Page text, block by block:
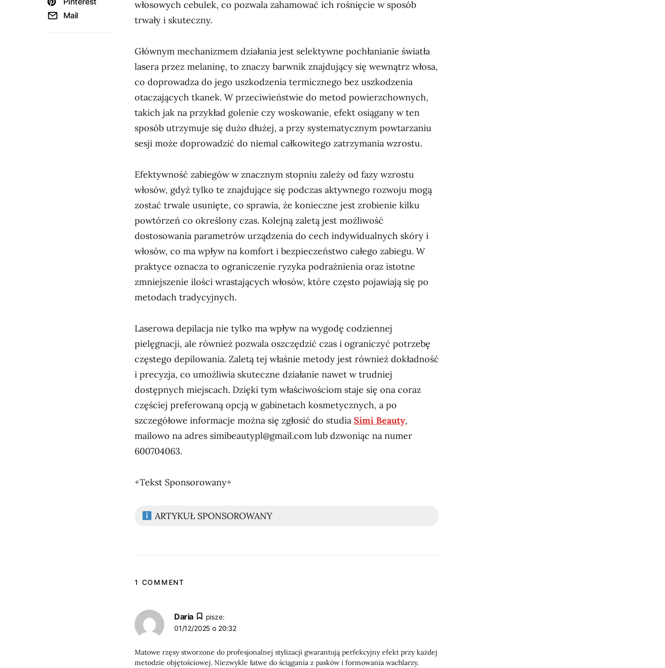
Mail
włosowych cebulek, co pozwala zahamować ich rośnięcie w sposób
trwały i skuteczny.
Głównym mechanizmem działania jest selektywne pochłanianie światła
lasera przez melaninę, to znaczy barwnik znajdujący się wewnątrz włosa,
co doprowadza do jego uszkodzenia termicznego bez uszkodzenia
otaczających tkanek. W przeciwieństwie do metod powierzchownych,
takich jak na przykład golenie czy woskowanie, efekt osiągany w ten
sposób utrzymuje się dużo dłużej, a przy systematycznym powtarzaniu
sesji może doprowadzić do niemal całkowitego zatrzymania wzrostu.
Efektywność zabiegów w znacznym stopniu zależy od fazy wzrostu
włosów, gdyż tylko te znajdujące się podczas aktywnego rozwoju mogą
zostać trwale usunięte, co sprawia, że konieczne jest zrobienie kilku
powtórzeń co określony czas. Kolejną zaletą jest możliwość
dostosowania parametrów urządzenia do cech indywidualnych skóry i
włosów, co ma wpływ na komfort i bezpieczeństwo całego zabiegu. W
praktyce oznacza to ograniczenie ryzyka podrażnienia oraz istotne
zmniejszenie ilości wrastających włosów, które często pojawiają się po
metodach tradycyjnych.
Laserowa depilacja nie tylko ma wpływ na wygodę codziennej
pielęgnacji, ale również pozwala oszczędzić czas i ograniczyć potrzebę
częstego depilowania. Zaletą tej właśnie metody jest również dokładność
i precyzja, co umożliwia skuteczne działanie nawet w trudniej
dostępnych miejscach. Dzięki tym właściwościom staje się ona coraz
częściej preferowaną opcją w gabinetach kosmetycznych, a po
szczegółowe informacje można się zgłosić do studia Simi Beauty,
mailowo na adres simibeautypl@gmail.com lub dzwoniąc na numer
600704063.
+Tekst Sponsorowany+
ARTYKUŁ SPONSOROWANY
1 COMMENT
Daria
pisze:
01/12/2025 o 20:32
Matowe rzęsy stworzone do profesjonalnej stylizacji gwarantują perfekcyjny efekt przy każdej
metodzie objętościowej. Niezwykle łatwe do ściągania z pasków i formowania wachlarzy.